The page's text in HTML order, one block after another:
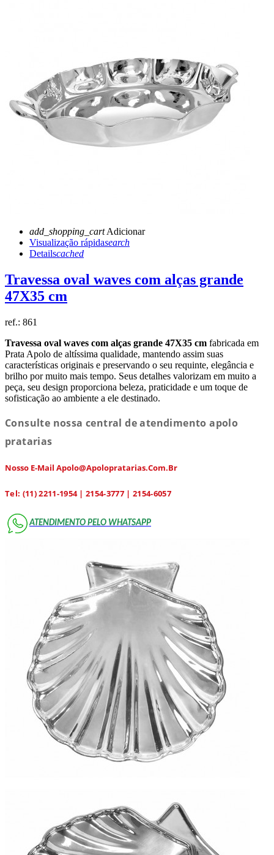
add_shopping_cartAdicionar
Visualização rápidasearch
Detailscached
Travessa oval waves com alças grande
47X35 cm
ref.: 861
Travessa oval waves com alças grande 47X35 cm fabricada em
Prata Apolo de altíssima qualidade, mantendo assim suas
características originais e preservando o seu requinte, elegância e
brilho por muito mais tempo. Seus detalhes valorizam em muito a
peça, seu design proporciona beleza, praticidade e um toque de
sofisticação ao ambiente a ele destinado.
Consulte nossa central de atendimento apolo
pratarias
Nosso E-Mail Apolo@apolopratarias.com.br
Tel: (11) 2211-1954 | 2154-3777 | 2154-6057
ATENDIMENTO PELO WHATSAPP